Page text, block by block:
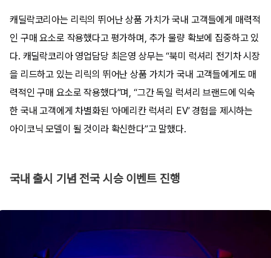
캐딜락코리아는 리릭의 뛰어난 상품 가치가 국내 고객들에게 매력적
인 구매 요소로 작용했다고 평가하며, 추가 물량 확보에 집중하고 있
다. 캐딜락코리아 영업담당 최은영 상무는 “북미 럭셔리 전기차 시장
을 리드하고 있는 리릭의 뛰어난 상품 가치가 국내 고객들에게도 매
력적인 구매 요소로 작용했다”며, “그간 독일 럭셔리 브랜드에 익숙
한 국내 고객에게 차별화된 ‘아메리칸 럭셔리 EV’ 경험을 제시하는
아이코닉 모델이 될 것이라 확신한다”고 말했다.
국내 출시 기념 전국 시승 이벤트 진행